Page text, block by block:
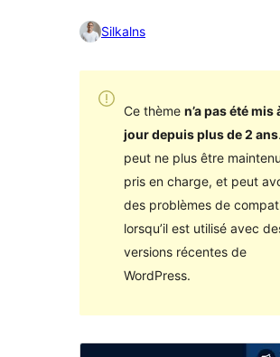
Silkalns
Ce thème n’a pas été mis
jour depuis plus de 2 ans
peut ne plus être
pris en charge, et peut
des problèmes de
lorsqu’il est utilisé avec
versions récentes de
WordPress.